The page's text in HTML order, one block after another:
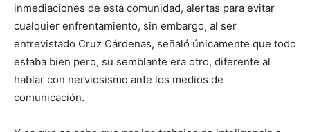
inmediaciones de esta comunidad, alertas para evitar
cualquier enfrentamiento, sin embargo, al ser
entrevistado Cruz Cárdenas, señaló únicamente que todo
estaba bien pero, su semblante era otro, diferente al
hablar con nerviosismo ante los medios de
comunicación.